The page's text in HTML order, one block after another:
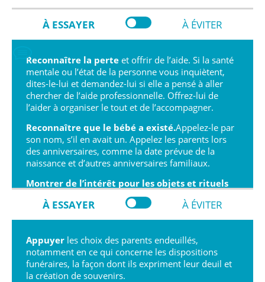
À ESSAYER À ÉVITER
Reconnaître la perte et offrir de l’aide. Si la santé
mentale ou l’état de la personne vous inquiètent,
dites-le-lui et demandez-lui si elle a pensé à aller
chercher de l’aide professionnelle. Offrez-lui de
l’aider à organiser le tout et de l’accompagner.
Reconnaître que le bébé a existé.Appelez-le par
son nom, s’il en avait un. Appelez les parents lors
des anniversaires, comme la date prévue de la
naissance et d’autres anniversaires familiaux.
Montrer de l’intérêt pour les objets et rituels
si on vous en parle, et respecter la
façon dont les parents expriment leur affection, leur
fierté, leur amour, leurs espoirs, leurs rêves et leur
À ESSAYER À ÉVITER
Appuyer les choix des parents endeuillés,
notamment en ce qui concerne les dispositions
funéraires, la façon dont ils expriment leur deuil et
la création de souvenirs.